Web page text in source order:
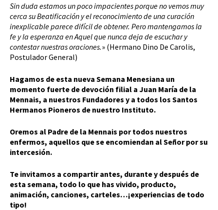
Sin duda estamos un poco impacientes porque no vemos muy
cerca su Beatificación y el reconocimiento de una curación
inexplicable parece difícil de obtener. Pero mantengamos la
fe y la esperanza en Aquel que nunca deja de escuchar y
contestar nuestras oraciones.» (Hermano Dino De Carolis,
Postulador General)
Hagamos de esta nueva Semana Menesiana un
momento fuerte de devoción filial a Juan María de la
Mennais, a nuestros Fundadores y a todos los Santos
Hermanos Pioneros de nuestro Instituto.
Oremos al Padre de la Mennais por todos nuestros
enfermos, aquellos que se encomiendan al Señor por su
intercesión.
Te invitamos a compartir antes, durante y después de
esta semana, todo lo que has vivido, producto,
animación, canciones, carteles…¡experiencias de todo
tipo!